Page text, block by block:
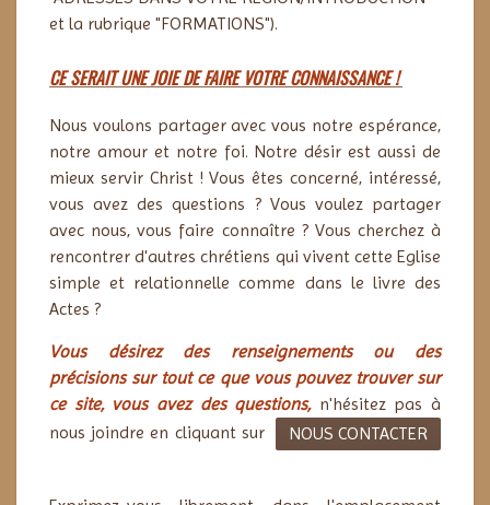
et la rubrique "FORMATIONS").
CE SERAIT UNE JOIE DE FAIRE VOTRE CONNAISSANCE !
Nous voulons partager avec vous notre espérance,
notre amour et notre foi. Notre désir est aussi de
mieux servir Christ !Vous êtes concerné, intéressé,
vous avez des questions ? Vous voulez partager
avec nous, vous faire connaître ? Vous cherchez à
rencontrer d'autres chrétiens qui vivent cette Eglise
simple et relationnelle comme dans le livre des
Actes ?
Vous désirez des renseignements ou des
précisions sur tout ce que vous pouvez trouver sur
ce site, vous avez des questions, n'hésitez pas à
nous joindre en cliquant sur
NOUS CONTACTER